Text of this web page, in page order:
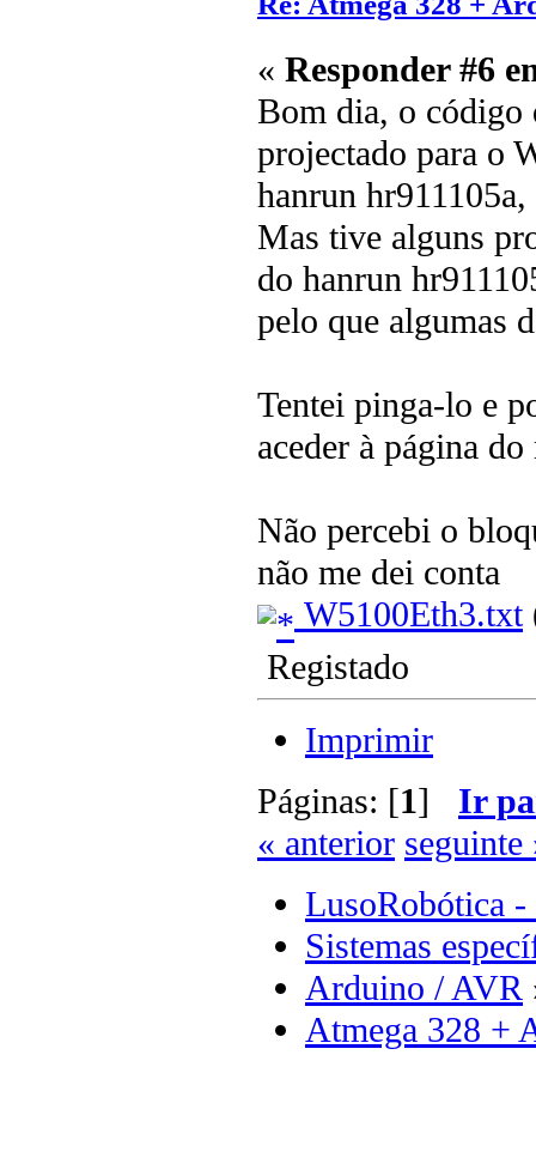
« Responder #6
Bom dia, o código
projectado para o
hanrun
Mas tive alguns
do hanrun
pelo que algumas
Tentei pinga-lo e
aceder à página
Não percebi o
não me dei conta
W5100Eth3.txt
Registado
Imprimir
Páginas: [1] Ir
« anterior seguinte
LusoRobótica -
Sistemas
Arduino / AVR
Atmega 328 +